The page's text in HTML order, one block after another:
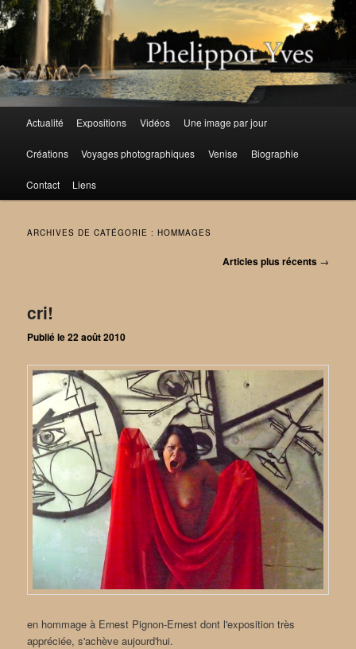
Aller
au
contenu
principal
Aller
au
contenu
secondaire
Actualité Expositions Vidéos Une image par jour
Créations Voyages photographiques Venise Biographie
Contact Liens
ARCHIVES DE CATÉGORIE :HOMMAGES
Articles plus récents →
cri!
Publié le22 août 2010
en hommage à Ernest Pignon-Ernest dont l'exposition très
appréciée, s'achève aujourd'hui.